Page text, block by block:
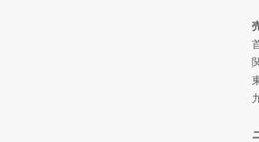
神戸市
神戸市
加古川
兵庫県
兵庫県
兵庫県